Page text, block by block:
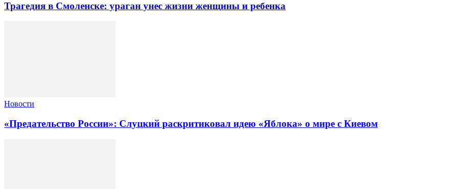
Трагедия в Смоленске: ураган унес жизни женщины и ребенка
Новости
«Предательство России»: Слуцкий раскритиковал идею «Яблока» о мире с Киевом